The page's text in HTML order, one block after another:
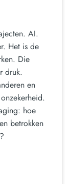
AI.
Het is de
Die
druk.
en
hoe
betrokken